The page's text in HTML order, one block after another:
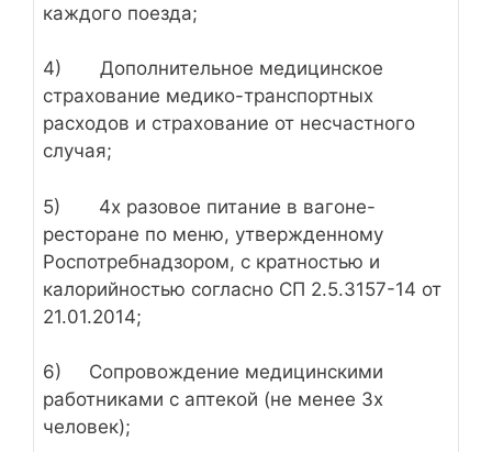
каждого поезда;
4) Дополнительное медицинское
страхование медико-транспортных
расходов и страхование от несчастного
случая;
5) 4х разовое питание в вагоне-
ресторане по меню, утвержденному
Роспотребнадзором, с кратностью и
калорийностью согласно СП 2.5.3157-14 от
21.01.2014;
6) Сопровождение медицинскими
работниками с аптекой (не менее Зх
человек);